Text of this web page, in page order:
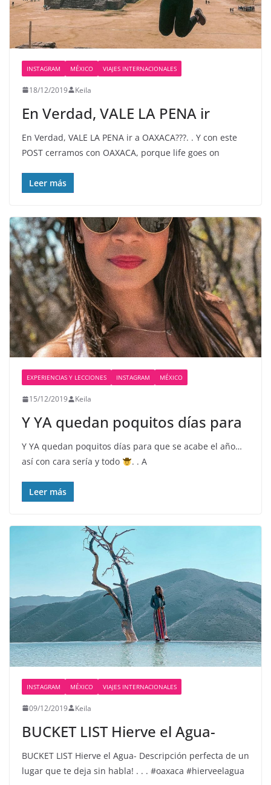
INSTAGRAM MÉXICO VIAJES INTERNACIONALES
18/12/2019 Keila
En Verdad, VALE LA PENA ir
En Verdad, VALE LA PENA ir a OAXACA???. . Y con este
POST cerramos con OAXACA, porque life goes on
Leer más
EXPERIENCIAS Y LECCIONES INSTAGRAM MÉXICO
15/12/2019 Keila
Y YA quedan poquitos días para
Y YA quedan poquitos días para que se acabe el año…
así con cara sería y todo
. . A
Leer más
INSTAGRAM MÉXICO VIAJES INTERNACIONALES
09/12/2019 Keila
BUCKET LIST Hierve el Agua-
BUCKET LIST Hierve el Agua- Descripción perfecta de un
lugar que te deja sin habla! . . . #oaxaca #hierveelagua